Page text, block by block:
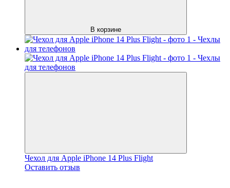
В корзине
Чехол для Apple iPhone 14 Plus Flight
Оставить отзыв